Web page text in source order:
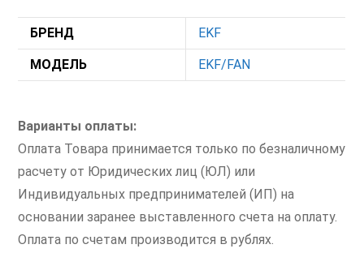
БРЕНД EKF
МОДЕЛЬ EKF/FAN
Варианты оплаты:
Оплата Товара принимается только по безналичному
расчету от Юридических лиц (ЮЛ) или
Индивидуальных предпринимателей (ИП) на
основании заранее выставленного счета на оплату.
Оплата по счетам производится в рублях.